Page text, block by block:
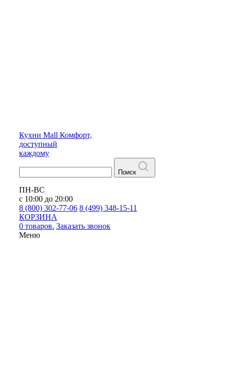
Кухни Mall Комфорт,
доступный
каждому
Поиск
ПН-ВС
с 10:00 до 20:00
8 (800) 302-77-06 8 (499) 348-15-11
КОРЗИНА
0 товаров. Заказать звонок
Меню